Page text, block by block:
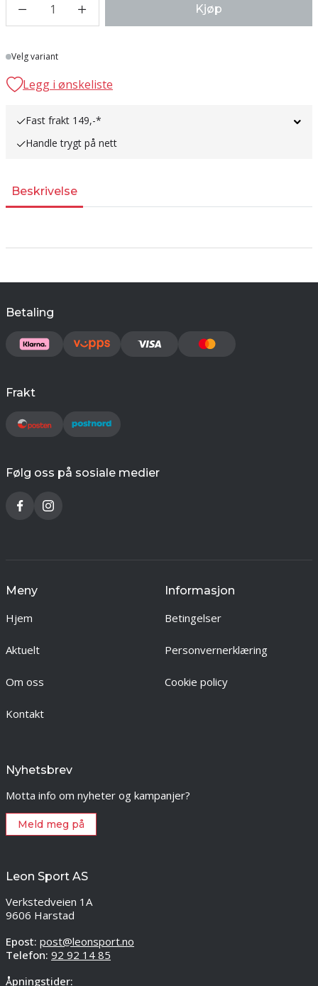
1 Kjøp
Lager
Velg variant
Legg i ønskeliste
Fast frakt 149,-*
Handle trygt på nett
Beskrivelse
Betaling
Frakt
Følg oss på sosiale medier
Meny
Hjem
Aktuelt
Om oss
Kontakt
Informasjon
Betingelser
Personvernerklæring
Cookie policy
Nyhetsbrev
Motta info om nyheter og kampanjer?
Meld meg på
Leon Sport AS
Verkstedveien 1A
9606 Harstad
Epost: post@leonsport.no
Telefon: 92 92 14 85
Åpningstider: